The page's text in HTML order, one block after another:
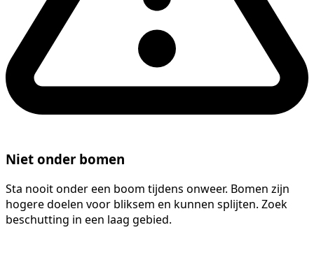
Niet onder bomen
Sta nooit onder een boom tijdens onweer. Bomen zijn
hogere doelen voor bliksem en kunnen splijten. Zoek
beschutting in een laag gebied.